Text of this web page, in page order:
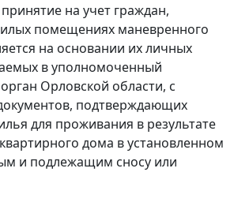
на учет граждан,
помещениях маневренного
на основании их личных
в уполномоченный
Орловской области, с
подтверждающих
для проживания в результате
дома в установленном
и подлежащим сносу или